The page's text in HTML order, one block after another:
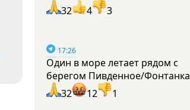
32
4 3
17:26
Один в море летает рядом с
берегом Пивденное/Фонтанка
32
12 1